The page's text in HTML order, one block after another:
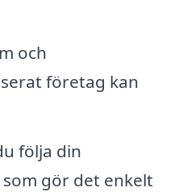
och
företag kan
följa din
gör det enkelt